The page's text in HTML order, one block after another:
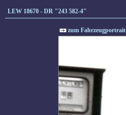
LEW 18670 - DR "243 582-4"
zum Fahrzeugportrait